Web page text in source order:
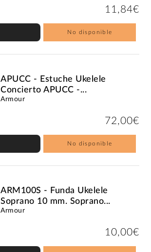
11,84€
No disponible
APUCC - Estuche Ukelele
Concierto APUCC -...
Armour
72,00€
No disponible
ARM100S - Funda Ukelele
Soprano 10 mm. Soprano...
Armour
10,00€